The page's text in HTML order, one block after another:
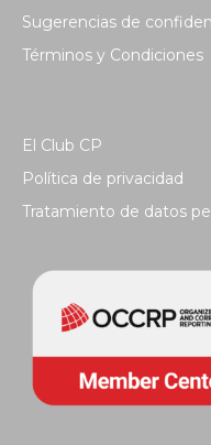
Sugerencias de
Términos y Condiciones
El Club CP
Política de privacidad
Tratamiento de datos